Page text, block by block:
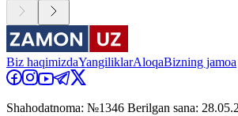
Biz haqimizdaYangiliklarAloqaBizning jamoa
Shahodatnoma: №1346 Berilgan sana: